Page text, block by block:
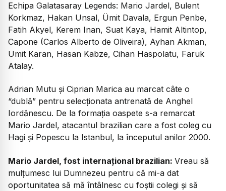
Echipa Galatasaray Legends: Mario Jardel, Bulent
Korkmaz, Hakan Unsal, Ümit Davala, Ergun Penbe,
Fatih Akyel, Kerem Inan, Suat Kaya, Hamit Altintop,
Capone (Carlos Alberto de Oliveira), Ayhan Akman,
Umit Karan, Hasan Kabze, Cihan Haspolatu, Faruk
Atalay.
Adrian Mutu și Ciprian Marica au marcat câte o
“dublă” pentru selecționata antrenată de Anghel
Iordănescu. De la formația oaspete s-a remarcat
Mario Jardel, atacantul brazilian care a fost coleg cu
Hagi și Popescu la Istanbul, la începutul anilor 2000.
Mario Jardel, fost internațional brazilian: Vreau să
mulțumesc lui Dumnezeu pentru că mi-a dat
oportunitatea să mă întâlnesc cu foștii colegi și să